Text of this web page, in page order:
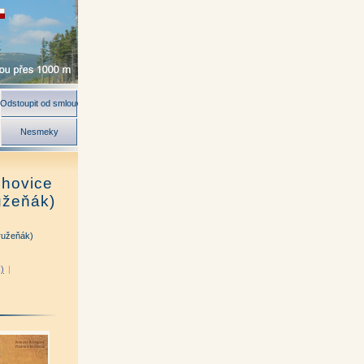
Odstoupit od smlouvy
Nesmeky
|
Jiskra)